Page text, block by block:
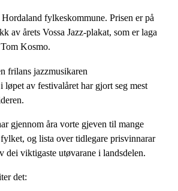
fylkeskommune. Prisen er på
av årets Vossa Jazz-plakat, som er laga
Kosmo.
frilans jazzmusikaren
løpet av festivalåret har gjort seg mest
gjennom åra vorte gjeven til mange
og lista over tidlegare prisvinnarar
dei viktigaste utøvarane i landsdelen.
det: